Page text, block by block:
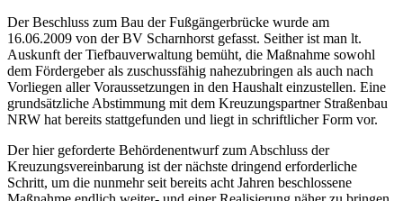
Der Beschluss zum Bau der Fußgängerbrücke wurde am
16.06.2009 von der BV Scharnhorst gefasst. Seither ist man lt.
Auskunft der Tiefbauverwaltung bemüht, die Maßnahme sowohl
dem Fördergeber als zuschussfähig nahezubringen als auch nach
Vorliegen aller Voraussetzungen in den Haushalt einzustellen. Eine
grundsätzliche Abstimmung mit dem Kreuzungspartner Straßenbau
NRW hat bereits stattgefunden und liegt in schriftlicher Form vor.
Der hier geforderte Behördenentwurf zum Abschluss der
Kreuzungsvereinbarung ist der nächste dringend erforderliche
Schritt, um die nunmehr seit bereits acht Jahren beschlossene